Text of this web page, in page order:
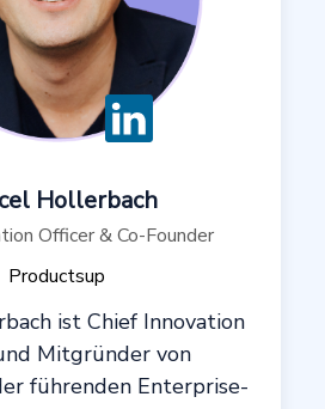
Hollerbach
Officer & Co-Founder
Productsup
ist Chief Innovation
Mitgründer von
führenden Enterprise-